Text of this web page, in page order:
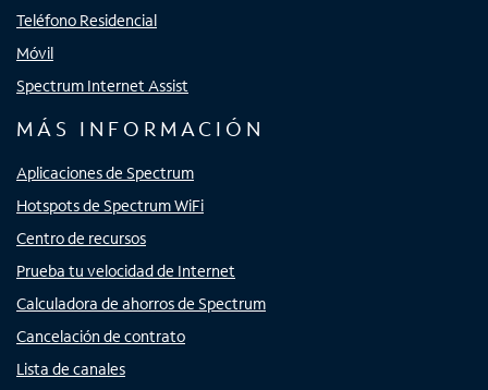
Teléfono Residencial
Móvil
Spectrum Internet Assist
MÁS INFORMACIÓN
Aplicaciones de Spectrum
Hotspots de Spectrum WiFi
Centro de recursos
Prueba tu velocidad de Internet
Calculadora de ahorros de Spectrum
Cancelación de contrato
Lista de canales